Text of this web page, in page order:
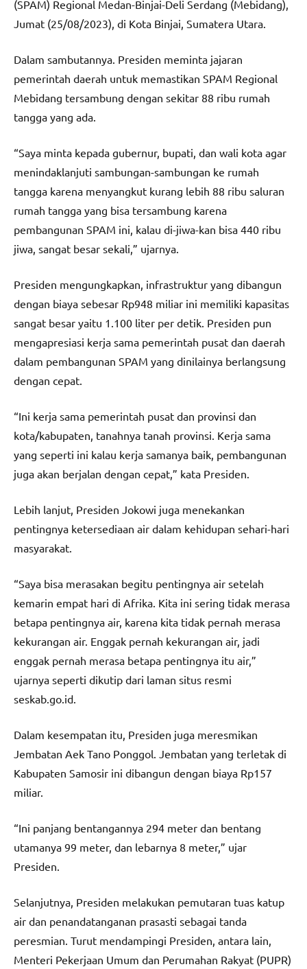
(SPAM) Regional Medan-Binjai-Deli Serdang (Mebidang),
Jumat (25/08/2023), di Kota Binjai, Sumatera Utara.
Dalam sambutannya. Presiden meminta jajaran
pemerintah daerah untuk memastikan SPAM Regional
Mebidang tersambung dengan sekitar 88 ribu rumah
tangga yang ada.
“Saya minta kepada gubernur, bupati, dan wali kota agar
menindaklanjuti sambungan-sambungan ke rumah
tangga karena menyangkut kurang lebih 88 ribu saluran
rumah tangga yang bisa tersambung karena
pembangunan SPAM ini, kalau di-jiwa-kan bisa 440 ribu
jiwa, sangat besar sekali,” ujarnya.
Presiden mengungkapkan, infrastruktur yang dibangun
dengan biaya sebesar Rp948 miliar ini memiliki kapasitas
sangat besar yaitu 1.100 liter per detik. Presiden pun
mengapresiasi kerja sama pemerintah pusat dan daerah
dalam pembangunan SPAM yang dinilainya berlangsung
dengan cepat.
“Ini kerja sama pemerintah pusat dan provinsi dan
kota/kabupaten, tanahnya tanah provinsi. Kerja sama
yang seperti ini kalau kerja samanya baik, pembangunan
juga akan berjalan dengan cepat,” kata Presiden.
Lebih lanjut, Presiden Jokowi juga menekankan
pentingnya ketersediaan air dalam kehidupan sehari-hari
masyarakat.
“Saya bisa merasakan begitu pentingnya air setelah
kemarin empat hari di Afrika. Kita ini sering tidak merasa
betapa pentingnya air, karena kita tidak pernah merasa
kekurangan air. Enggak pernah kekurangan air, jadi
enggak pernah merasa betapa pentingnya itu air,”
ujarnya seperti dikutip dari laman situs resmi
seskab.go.id.
Dalam kesempatan itu, Presiden juga meresmikan
Jembatan Aek Tano Ponggol. Jembatan yang terletak di
Kabupaten Samosir ini dibangun dengan biaya Rp157
miliar.
“Ini panjang bentangannya 294 meter dan bentang
utamanya 99 meter, dan lebarnya 8 meter,” ujar
Presiden.
Selanjutnya, Presiden melakukan pemutaran tuas katup
air dan penandatanganan prasasti sebagai tanda
peresmian. Turut mendampingi Presiden, antara lain,
Menteri Pekerjaan Umum dan Perumahan Rakyat (PUPR)